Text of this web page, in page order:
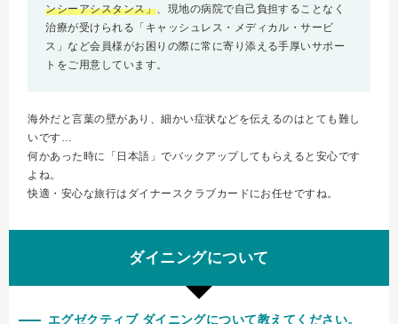
ンシーアシスタンス」、現地の病院で自己負担することなく
治療が受けられる「キャッシュレス・メディカル・サービ
ス」など会員様がお困りの際に常に寄り添える手厚いサポー
トをご用意しています。
海外だと言葉の壁があり、細かい症状などを伝えるのはとても難し
いです…
何かあった時に「日本語」でバックアップしてもらえると安心です
よね。
快適・安心な旅行はダイナースクラブカードにお任せですね。
ダイニングについて
エグゼクティブ ダイニングについて教えてください。